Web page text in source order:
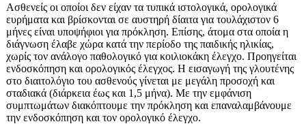
Ασθενείς οι οποίοι δεν είχαν τα τυπικά ιστολογικά, ορολογικά
ευρήματα και βρίσκονται σε αυστηρή δίαιτα για του­λάχιστον 6
μήνες είναι υποψήφιοι για πρόκληση. Επίσης, άτομα στα οποία η
διάγνωση έλαβε χώρα κατά την πε­ρίοδο της παιδικής ηλικίας,
χωρίς τον ανάλογο παθολογικό για κοιλιοκάκη έλεγχο. Προηγείται
ενδοσκόπηση και ορολογικός έλεγχος. Η εισαγωγή της γλουτένης
στο διαιτολόγιο του ασθε­νούς γίνεται με μεγάλη προσοχή και
σταδιακά (διάρκεια έως και 1,5 μήνα). Με την εμφάνιση
συμπτωμάτων δια­κόπτουμε την πρόκληση και επανα­λαμβάνουμε
την ενδοσκόπηση και τον ορολογικό έλεγχο.